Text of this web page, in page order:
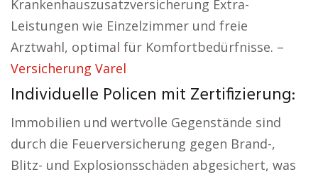
Krankenhauszusatzversicherung Extra-
Leistungen wie Einzelzimmer und freie
Arztwahl, optimal für Komfortbedürfnisse. –
Versicherung Varel
Individuelle Policen mit Zertifizierung:
Immobilien und wertvolle Gegenstände sind
durch die Feuerversicherung gegen Brand-,
Blitz- und Explosionsschäden abgesichert, was